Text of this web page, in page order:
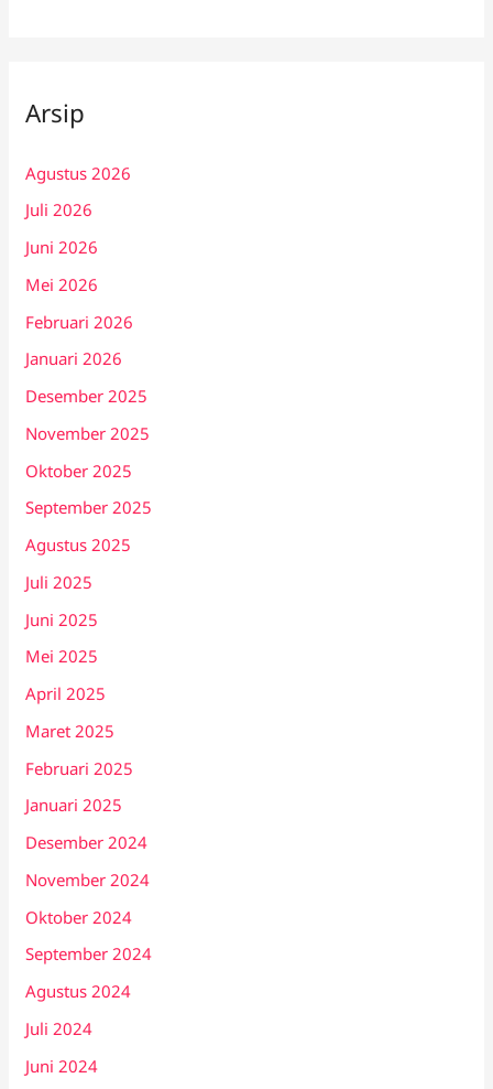
Arsip
Agustus 2026
Juli 2026
Juni 2026
Mei 2026
Februari 2026
Januari 2026
Desember 2025
November 2025
Oktober 2025
September 2025
Agustus 2025
Juli 2025
Juni 2025
Mei 2025
April 2025
Maret 2025
Februari 2025
Januari 2025
Desember 2024
November 2024
Oktober 2024
September 2024
Agustus 2024
Juli 2024
Juni 2024